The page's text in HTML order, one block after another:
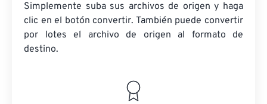
Simplemente suba sus archivos de origen y haga
clic en el botón convertir. También puede convertir
por lotes el archivo de origen al formato de
destino.